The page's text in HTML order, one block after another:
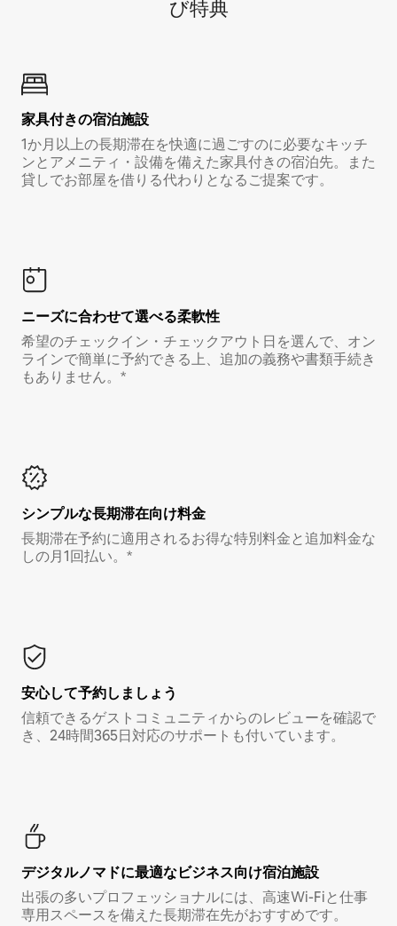
び特⁠典
家具付き⁠の宿⁠泊⁠施⁠設
1か月以上の長期滞在を快適に過ごすのに必要なキッチ
ンとアメニティ・設備を備えた家具付きの宿泊先。また
貸しでお部屋を借りる代わりとなるご提案です。
ニーズに合わせて選べる柔軟性
希望のチェックイン・チェックアウト日を選んで、オン
ラインで簡単に予約できる上、追加の義務や書類手続き
もありません。*
シンプルな長期滞在向け料金
長期滞在予約に適用されるお得な特別料金と追加料金な
しの月1回払い。*
安心して予約しましょう
信頼できるゲストコミュニティからのレビューを確認で
き、24時間365日対応のサポートも付いています。
デジタルノマド⁠に最⁠適⁠なビ⁠ジ⁠ネ⁠ス⁠向⁠け宿⁠泊⁠施⁠設
出張の多いプロフェッショナルには、高速Wi-Fiと仕事
専用スペースを備えた長期滞在先がおすすめです。